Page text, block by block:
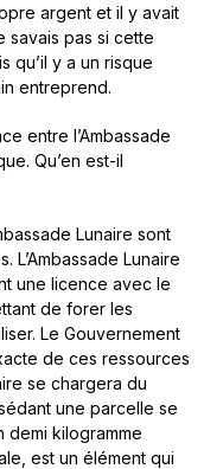
argent et il y avait
savais pas si cette
qu’il y a un risque
entreprend.
entre l’Ambassade
Qu’en est-il
Lunaire sont
Lunaire
une licence avec le
de forer les
Le Gouvernement
de ces ressources
se chargera du
une parcelle se
demi kilogramme
est un élément qui